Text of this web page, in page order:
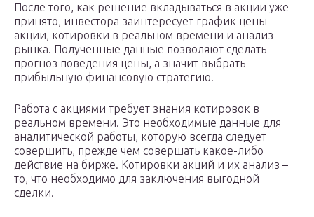
После того, как решение вкладываться в акции уже
принято, инвестора заинтересует график цены
акции, котировки в реальном времени и анализ
рынка. Полученные данные позволяют сделать
прогноз поведения цены, а значит выбрать
прибыльную финансовую стратегию.
Работа с акциями требует знания котировок в
реальном времени. Это необходимые данные для
аналитической работы, которую всегда следует
совершить, прежде чем совершать какое-либо
действие на бирже. Котировки акций и их анализ –
то, что необходимо для заключения выгодной
сделки.